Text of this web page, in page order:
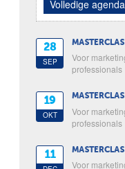
Volledige agenda
28
SEP
Voor
professionals
19
OKT
Voor
professionals
11
Voor